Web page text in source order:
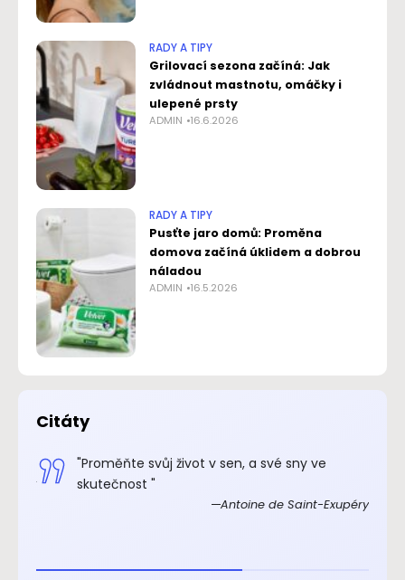
RADY A TIPY
Grilovací sezona začíná: Jak
zvládnout mastnotu, omáčky i
ulepené prsty
ADMIN 16.6.2026
RADY A TIPY
Pusťte jaro domů: Proměna
domova začíná úklidem a dobrou
náladou
ADMIN 16.5.2026
Citáty
"Proměňte svůj život v sen, a své sny ve
skutečnost "
Antoine de Saint-Exupéry